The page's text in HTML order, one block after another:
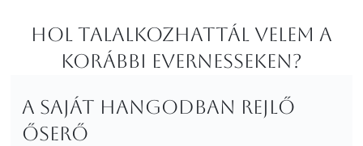
Hol Talalkozhattál velem a
korábbi Evernesseken?
A saját hangodban rejlő
őserő